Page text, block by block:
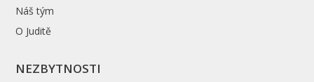
Náš tým
O Juditě
NEZBYTNOSTI